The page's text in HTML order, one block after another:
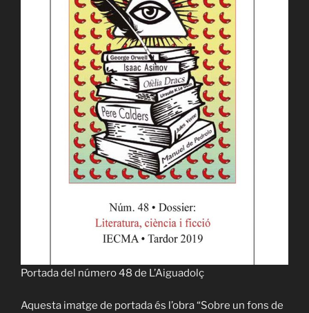
Portada del número 48 de L’Aiguadolç
Aquesta imatge de portada és l’obra “Sobre un fons de